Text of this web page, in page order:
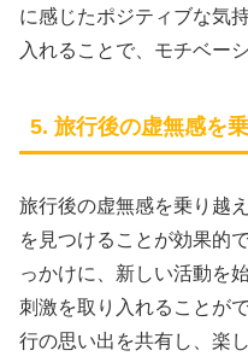
に感じたポジティブな気
入れることで、モチベー
5. 旅行後の虚無感を
旅行後の虚無感を乗り越
を見つけることが効果的
っかけに、新しい活動を
刺激を取り入れることが
行の思い出を共有し、楽